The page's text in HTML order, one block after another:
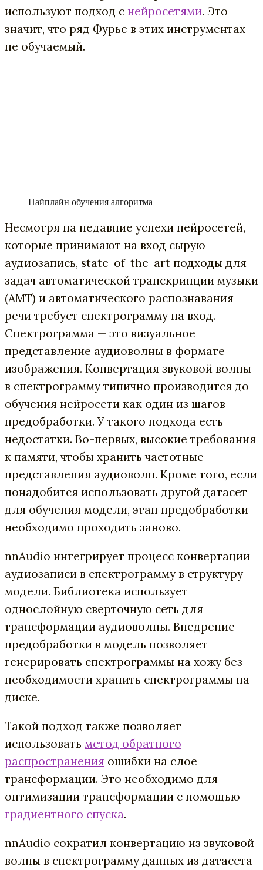
используют подход с нейросетями. Это
значит, что ряд Фурье в этих инструментах
не обучаемый.
Пайплайн обучения алгоритма
Несмотря на недавние успехи нейросетей,
которые принимают на вход сырую
аудиозапись, state-of-the-art подходы для
задач автоматической транскрипции музыки
(AMT) и автоматического распознавания
речи требует спектрограмму на вход.
Спектрограмма — это визуальное
представление аудиоволны в формате
изображения. Конвертация звуковой волны
в спектрограмму типично производится до
обучения нейросети как один из шагов
предобработки. У такого подхода есть
недостатки. Во-первых, высокие требования
к памяти, чтобы хранить частотные
представления аудиоволн. Кроме того, если
понадобится использовать другой датасет
для обучения модели, этап предобработки
необходимо проходить заново.
nnAudio интегрирует процесс конвертации
аудиозаписи в спектрограмму в структуру
модели. Библиотека использует
однослойную сверточную сеть для
трансформации аудиоволны. Внедрение
предобработки в модель позволяет
генерировать спектрограммы на хожу без
необходимости хранить спектрограммы на
диске.
Такой подход также позволяет
использовать метод обратного
распространения ошибки на слое
трансформации. Это необходимо для
оптимизации трансформации с помощью
градиентного спуска.
nnAudio сократил конвертацию из звуковой
волны в спектрограмму данных из датасета